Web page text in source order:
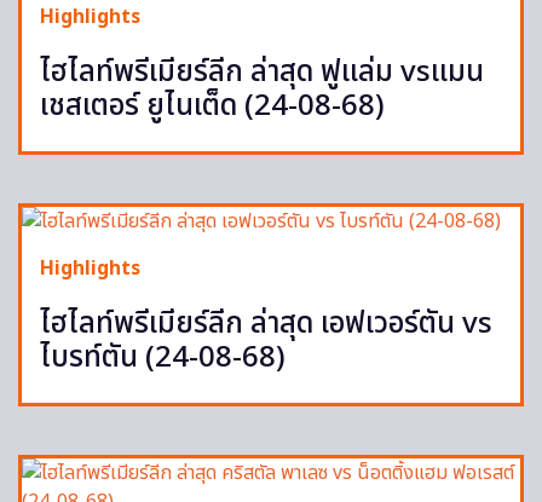
Highlights
ไฮไลท์พรีเมียร์ลีก ล่าสุด ฟูแล่ม vsแมน
เชสเตอร์ ยูไนเต็ด (24-08-68)
Highlights
ไฮไลท์พรีเมียร์ลีก ล่าสุด เอฟเวอร์ตัน vs
ไบรท์ตัน (24-08-68)